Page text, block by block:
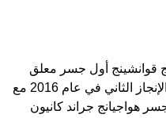
قوانشينج أول جسر معلق
يتجاوز ارتفاع 1000 قدم، بينما جاء الإنجاز الثاني في عام 2016 مع
هواجيانج جراند كانيون